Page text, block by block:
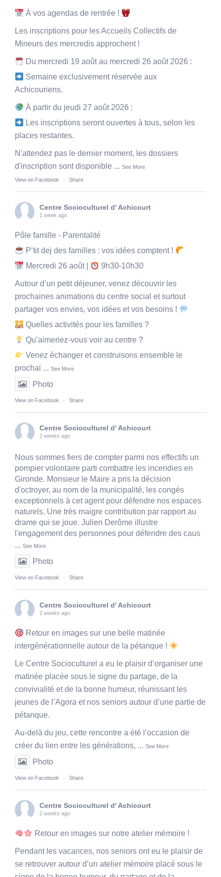
À vos agendas de rentrée !
Les inscriptions pour les Accueils Collectifs de
Mineurs des mercredis approchent !
Du mercredi 19 août au mercredi 26 août 2026 :
Semaine exclusivement réservée aux
Achicouriens.
À partir du jeudi 27 août 2026 :
Les inscriptions seront ouvertes à tous, selon les
places restantes.
N'attendez pas le dernier moment, les dossiers
d'inscription sont disponible ... See More
View on Facebook · Share
Centre Socioculturel d' Achicourt
1 week ago
Pôle famille - Parentalité
P’tit dej des familles : vos idées comptent !
Mercredi 26 août |
9h30-10h30
Autour d’un petit déjeuner, venez découvrir les
prochaines animations du centre social et surtout
partager vos envies, vos idées et vos besoins !
Quelles activités pour les familles ?
Qu’aimeriez-vous voir au centre ?
Venez échanger et construisons ensemble le
prochai ... See More
Photo
View on Facebook · Share
Centre Socioculturel d' Achicourt
2 weeks ago
Nous sommes fiers de compter parmi nos effectifs un
pompier volontaire parti combattre les incendies en
Gironde. Monsieur le Maire a pris la décision
d'octroyer, au nom de la municipalité, les congés
exceptionnels à cet agent pour défendre nos espaces
naturels. Une très maigre contribution par rapport au
drame qui se joue. Julien Derôme illustre
l'engagement des personnes pour défendre des caus
... See More
Photo
View on Facebook · Share
Centre Socioculturel d' Achicourt
2 weeks ago
Retour en images sur une belle matinée
intergénérationnelle autour de la pétanque !
Le Centre Socioculturel a eu le plaisir d’organiser une
matinée placée sous le signe du partage, de la
convivialité et de la bonne humeur, réunissant les
jeunes de l’Agora et nos seniors autour d’une partie de
pétanque.
Au-delà du jeu, cette rencontre a été l’occasion de
créer du lien entre les générations, ... See More
Photo
View on Facebook · Share
Centre Socioculturel d' Achicourt
2 weeks ago
Retour en images sur notre atelier mémoire !
Pendant les vacances, nos seniors ont eu le plaisir de
se retrouver autour d’un atelier mémoire placé sous le